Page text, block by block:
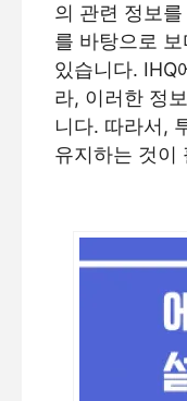
의 관련 정보
를 바탕으로
있습니다. IHQ
라, 이러한 정
니다. 따라서,
유지하는 것이